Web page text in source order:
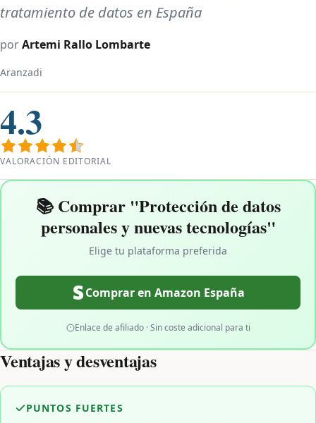
tratamiento de datos en España
porArtemi Rallo Lombarte
Aranzadi
4.3
VALORACIÓN EDITORIAL
📚 Comprar "Protección de datos
personales y nuevas tecnologías"
Elige tu plataforma preferida
Comprar en Amazon España
Enlace de afiliado · Sin coste adicional para ti
Ventajas y desventajas
PUNTOS FUERTES